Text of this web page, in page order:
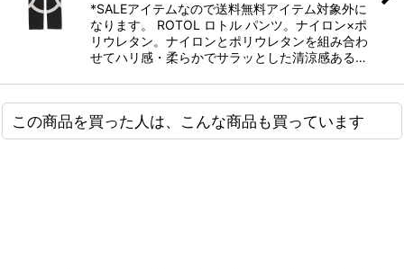
*SALEアイテムなので送料無料アイテム対象外に
なります。 ROTOL ロトル パンツ。ナイロン×ポ
リウレタン。ナイロンとポリウレタンを組み合わ
せてハリ感・柔らかでサラッとした清涼感ある…
この商品を買った人は、こんな商品も買っています